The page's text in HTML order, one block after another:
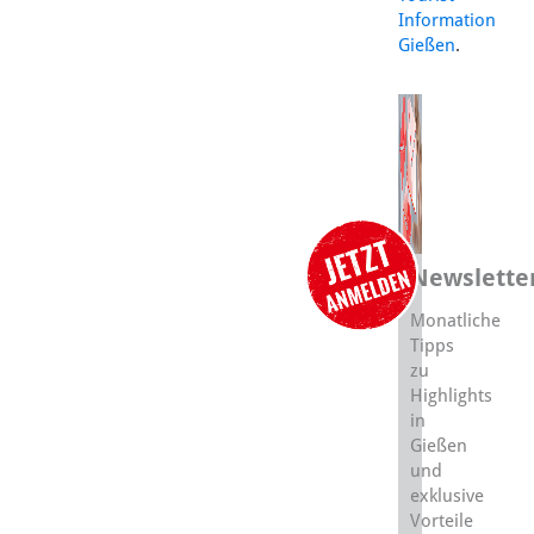
Information
Gießen.
Monatliche
Tipps
zu
Highlights
in
Gießen
und
exklusive
Vorteile